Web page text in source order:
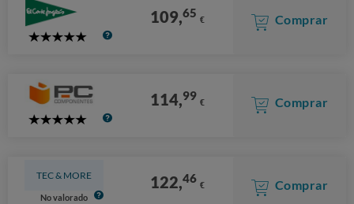
5
109,65 € Comprar
5
114,99 € Comprar
TEC & MORE
No valorado
122,46 € Comprar